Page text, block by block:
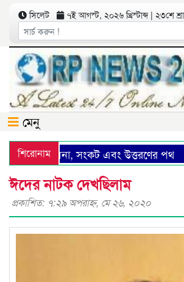
সিলেট ৭ই আগস্ট, ২০২৬ খ্রিস্টাব্দ | ২৩শে
মেনু
শিরোনাম
সম্ভাবনা, সংকট এবং উত্তরণের পথ
ঈদের নাটক দেখছিলাম
প্রকাশিত: ৭:২৯ অপরাহ্ণ, মে ২৬, ২০২০